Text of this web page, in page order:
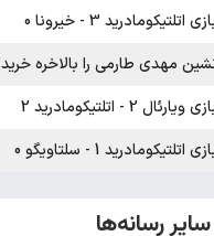
3 - خیرونا 0
مهدی طارمی را بالاخره خرید
- اتلتیکومادرید 2
1 - سلتاویگو 0